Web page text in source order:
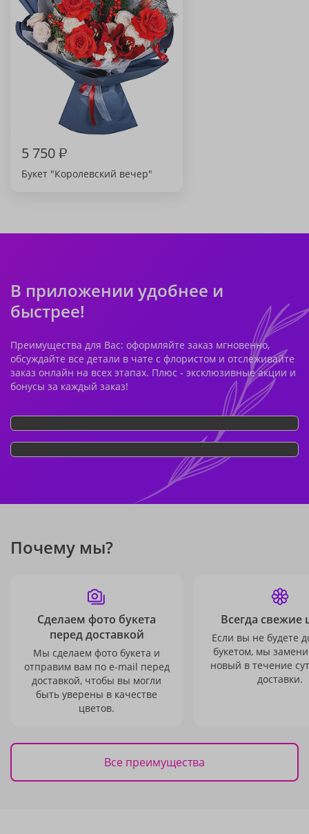
5 750₽
Букет "Королевский вечер"
В приложении удобнее и
быстрее!
Преимущества для Вас: оформляйте заказ мгновенно,
обсуждайте все детали в чате с флористом и отслеживайте
заказ онлайн на всех этапах. Плюс - эксклюзивные акции и
бонусы за каждый заказ!
Почему мы?
Сделаем фото букета
перед доставкой
Мы сделаем фото букета и
отправим вам по e-mail перед
доставкой, чтобы вы могли
быть уверены в качестве
цветов.
Всегда свежие
Если вы не будете
букетом, мы
новый в течение
доставки.
Все преимущества